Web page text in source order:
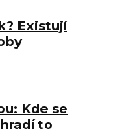
Existují
Kde se
to